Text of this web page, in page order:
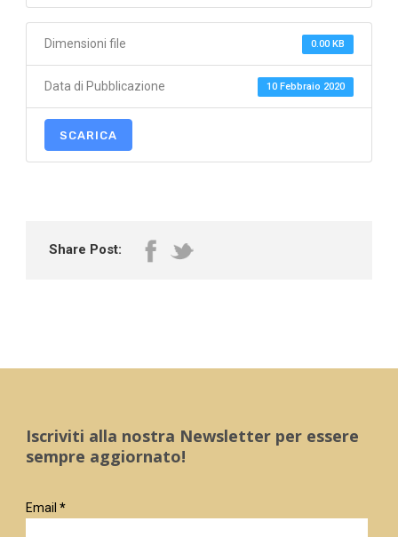
Dimensioni file 0.00 KB
Data di Pubblicazione 10 Febbraio 2020
SCARICA
Share Post:
Iscriviti alla nostra Newsletter per essere
sempre aggiornato!
Email *